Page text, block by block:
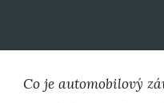
Co je automobilový